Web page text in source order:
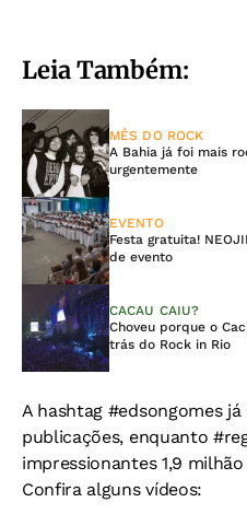
Leia Também:
MÊS DO ROCK
A Bahia já foi mais
urgentemente
EVENTO
Festa gratuita!
de evento
CACAU CAIU?
Choveu porque o
trás do Rock in Rio
A hashtag #edsongomes
publicações, enquanto
impressionantes 1,9
Confira alguns vídeos: